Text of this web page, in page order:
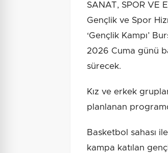
SANAT, SPOR VE
Gençlik ve Spor
‘Gençlik Kampı’
2026 Cuma günü
sürecek.
Kız ve erkek
planlanan
Basketbol sahası
kampa katılan